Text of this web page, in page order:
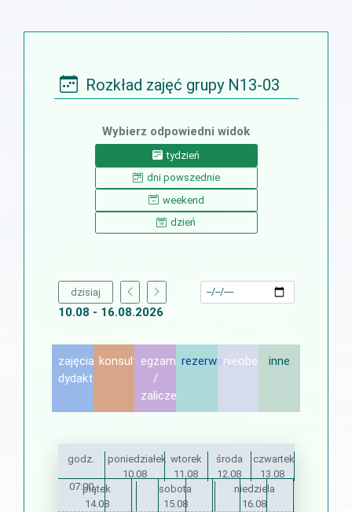
Rozkład zajęć grupy N13-03
Wybierz odpowiedni widok
tydzień
dni powszednie
weekend
dzień
dzisiaj
10.08 - 16.08.2026
zajęcia
dydaktyczne
konsultacjeegzamin
/
zaliczenie
rezerwacjenieobecność
inne
godz.
poniedziałek
10.08
wtorek
11.08
środa
12.08
czwartek
13.08
piątek
14.08
sobota
15.08
niedziela
16.08
07:00